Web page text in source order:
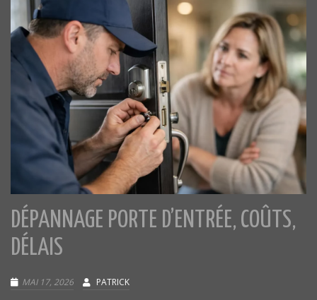
DÉPANNAGE PORTE D’ENTRÉE, COÛTS,
DÉLAIS
MAI 17, 2026 PATRICK